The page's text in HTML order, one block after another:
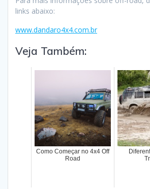
links abaixo:
www.dandaro4x4.com.br
Veja Também:
Como Começar no 4x4 Off
Road